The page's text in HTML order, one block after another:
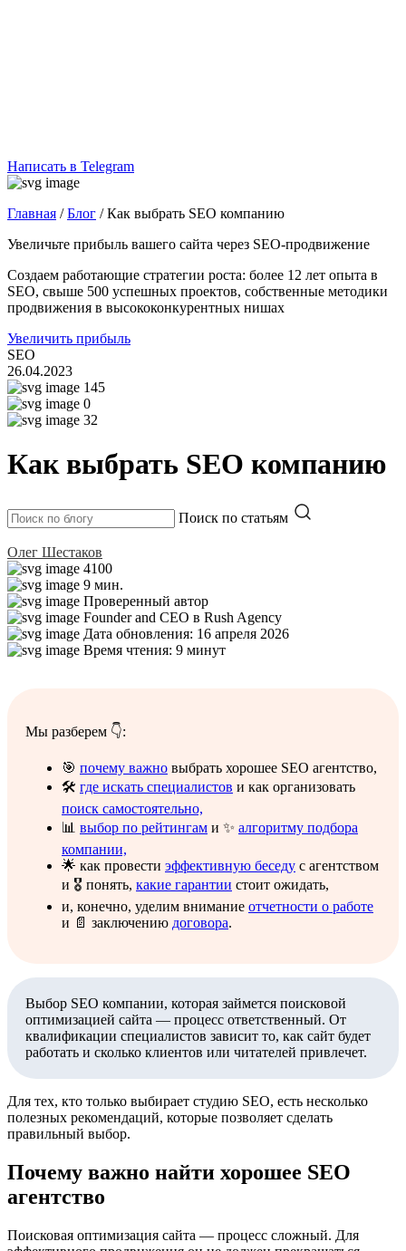
Написать в Telegram
Главная /Блог /Как выбрать SEO компанию
Увеличьте прибыль вашего сайта через SEO-продвижение
Создаем работающие стратегии роста: более 12 лет опыта в
SEO, свыше 500 успешных проектов, собственные методики
продвижения в высококонкурентных нишах
Увеличить прибыль
SEO
26.04.2023
145
0
32
Как выбрать SEO компанию
Поиск по статьям
Олег Шестаков
4100
9 мин.
Проверенный автор
Founder and CEO в Rush Agency
Дата обновления: 16 апреля 2026
Время чтения: 9 минут
Мы разберем 👇:
🎯 почему важно выбрать хорошее SEO агентство,
🛠️ где искать специалистов и как организовать
поиск самостоятельно,
📊 выбор по рейтингам и ✨ алгоритму подбора
компании,
🌟 как провести эффективную беседу с агентством
и 🎖️ понять, какие гарантии стоит ожидать,
и, конечно, уделим внимание отчетности о работе
и 📄 заключению договора.
Выбор SEO компании, которая займется поисковой
оптимизацией сайта — процесс ответственный. От
квалификации специалистов зависит то, как сайт будет
работать и сколько клиентов или читателей привлечет.
Для тех, кто только выбирает студию SEO, есть несколько
полезных рекомендаций, которые позволяет сделать
правильный выбор.
Почему важно найти хорошее SEO
агентство
Поисковая оптимизация сайта — процесс сложный. Для